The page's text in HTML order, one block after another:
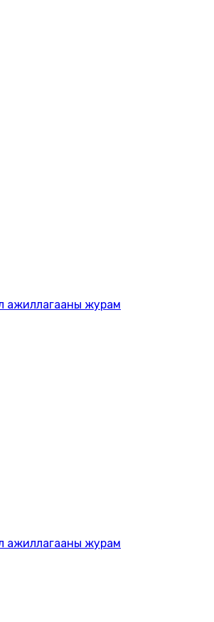
ажиллагааны журам
ажиллагааны журам